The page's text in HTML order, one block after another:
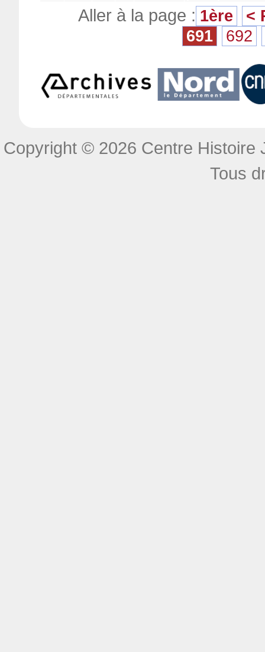
Aller à la page : 1ère
<
691
692
Copyright © 2026 Centre Histoire
Tous